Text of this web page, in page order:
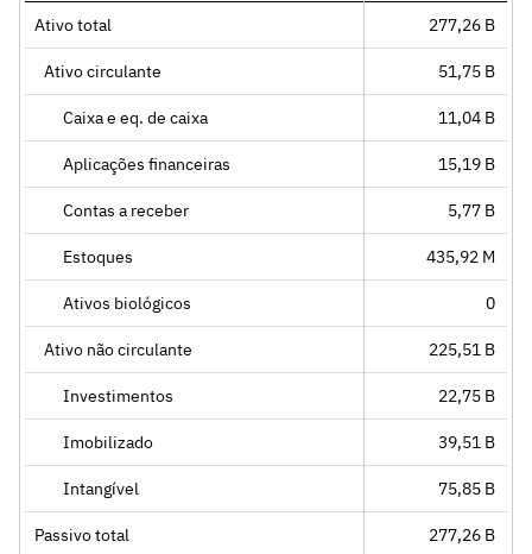
Ativo total 277,26 B
Ativo circulante 51,75 B
Caixa e eq. de caixa 11,04 B
Aplicações financeiras 15,19 B
Contas a receber 5,77 B
Estoques 435,92 M
Ativos biológicos 0
Ativo não circulante 225,51 B
Investimentos 22,75 B
Imobilizado 39,51 B
Intangível 75,85 B
Passivo total 277,26 B